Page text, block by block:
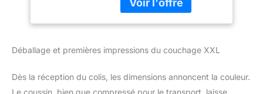
animal de compagnie
☑️ FACILE A ENTRETENIR
DEHOUSSABLE: Garder
le panier chien
Déballage et premières impressions du couchage XXL
Dès la réception du colis, les dimensions annoncent la couleur.
Le coussin, bien que compressé pour le transport, laisse